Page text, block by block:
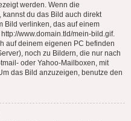
werden. Wenn die
du das Bild auch direkt
Bild verlinken, das auf einem
www.domain.tld/mein-bild.gif.
auf deinem eigenen PC befinden
noch zu Bildern, die nur nach
oder Yahoo-Mailboxen, mit
das Bild anzuzeigen, benutze den